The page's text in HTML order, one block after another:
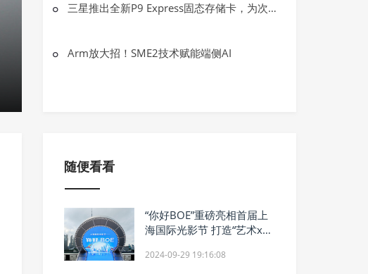
BOE·IPC电竞大赛暨BOE无畏杯S2完
三星推出全新P9 Express固态存储卡，为次世代游戏与专业创意工作而生
Arm放大招！SME2技术赋能端侧AI
随便看看
“你好BOE”重磅亮相首届上
海国际光影节 打造“艺术x科
2024-09-29 19:16:08